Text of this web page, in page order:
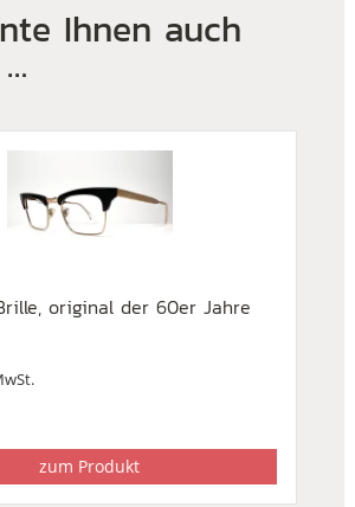
Ihnen auch
original der 60er Jahre
zum Produkt